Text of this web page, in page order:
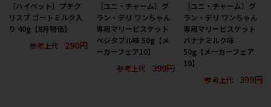
［ハイペット］プチク
リスプ ゴートミルク入
り 40g【8月特価】
参考上代
290円
［ユニ・チャーム］グ
ラン・デリ ワンちゃん
専用マリービスケット
ベジタブル味 50g【メ
ーカーフェア10】
参考上代
399円
［ユニ・チャーム］グ
ラン・デリ ワンちゃん
専用マリービスケット
バナナミルク味
50g【メーカーフェア
10】
参考上代
399円